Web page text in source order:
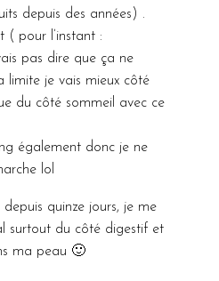
depuis des années) .
( pour l’instant :
pas dire que ça ne
limite je vais mieux côté
du côté sommeil avec ce
également donc je ne
lol
quinze jours, je me
surtout du côté digestif et
ma peau 🙂